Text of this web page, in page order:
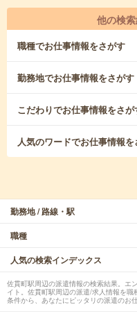
他の検
職種でお仕事情報をさがす
勤務地でお仕事情報をさがす
こだわりでお仕事情報をさが
人気のワードでお仕事情報を
勤務地 / 路線・駅
職種
人気の検索インデックス
佐貫町駅周辺の派遣情報の検索結果。エ
イト。佐貫町駅周辺の派遣/求人情報を
条件から、あなたにピッタリの派遣のお